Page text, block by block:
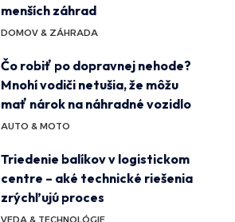
menších záhrad
DOMOV & ZÁHRADA
Čo robiť po dopravnej nehode?
Mnohí vodiči netušia, že môžu
mať nárok na náhradné vozidlo
AUTO & MOTO
Triedenie balíkov v logistickom
centre – aké technické riešenia
zrýchľujú proces
VEDA & TECHNOLÓGIE